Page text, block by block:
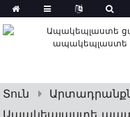
Տուն
Ապակեպլաստե